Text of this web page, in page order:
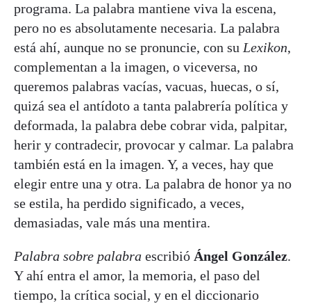
programa. La palabra mantiene viva la escena,
pero no es absolutamente necesaria. La palabra
está ahí, aunque no se pronuncie, con su Lexikon,
complementan a la imagen, o viceversa, no
queremos palabras vacías, vacuas, huecas, o sí,
quizá sea el antídoto a tanta palabrería política y
deformada, la palabra debe cobrar vida, palpitar,
herir y contradecir, provocar y calmar. La palabra
también está en la imagen. Y, a veces, hay que
elegir entre una y otra. La palabra de honor ya no
se estila, ha perdido significado, a veces,
demasiadas, vale más una mentira.
Palabra sobre palabra escribió Ángel González.
Y ahí entra el amor, la memoria, el paso del
tiempo, la crítica social, y en el diccionario